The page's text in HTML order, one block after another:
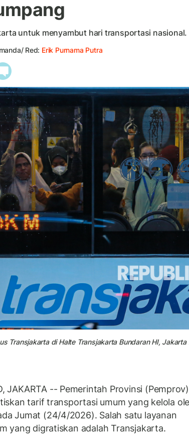
untuk menyambut hari transportasi nasional.
Red: Erik Purnama Putra
Transjakarta di Halte Transjakarta Bundaran HI, Jakarta
JAKARTA -- Pemerintah Provinsi (Pemprov)
tarif transportasi umum yang kelola
Jumat (24/4/2026). Salah satu layanan
yang digratiskan adalah Transjakarta.